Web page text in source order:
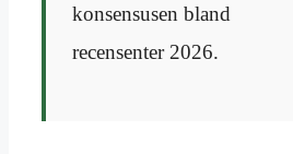
konsensusen bland
recensenter 2026.